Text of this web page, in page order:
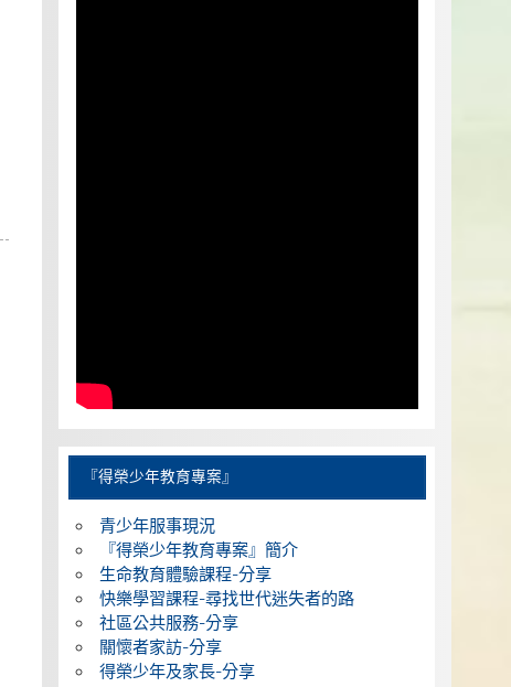
『得榮少年教育專案』
青少年服事現況
『得榮少年教育專案』簡介
生命教育體驗課程-分享
快樂學習課程-尋找世代迷失者的路
社區公共服務-分享
關懷者家訪-分享
得榮少年及家長-分享